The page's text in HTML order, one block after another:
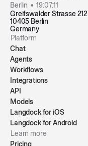
Berlin •19:07:11
Greifswalder Strasse 212
10405 Berlin
Germany
Platform
Chat
Agents
Workflows
Integrations
API
Models
Langdock for iOS
Langdock for Android
Learn more
Pricing